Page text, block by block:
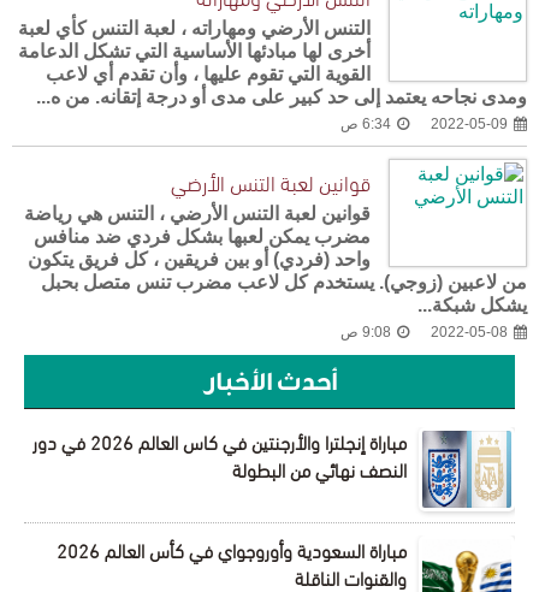
التنس الأرضي ومهاراته ، لعبة التنس كأي لعبة
أخرى لها مبادئها الأساسية التي تشكل الدعامة
القوية التي تقوم عليها ، وأن تقدم أي لاعب
ومدى نجاحه يعتمد إلى حد كبير على مدى أو درجة إتقانه. من ه...
2022-05-09 6:34 ص
قوانين لعبة التنس الأرضي
قوانين لعبة التنس الأرضي ، التنس هي رياضة
مضرب يمكن لعبها بشكل فردي ضد منافس
واحد (فردي) أو بين فريقين ، كل فريق يتكون
من لاعبين (زوجي). يستخدم كل لاعب مضرب تنس متصل بحبل
يشكل شبكة...
2022-05-08 9:08 ص
أحدث الأخبار
مباراة إنجلترا والأرجنتين في كاس العالم 2026 في دور
النصف نهائي من البطولة
مباراة السعودية وأوروجواي في كأس العالم 2026
والقنوات الناقلة